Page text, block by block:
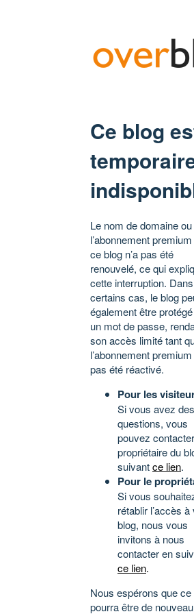
Ce blog
Le nom de domaine ou
l’abonnement
ce blog n’a pas été
renouvelé, ce qui
cette interruption. Dans
certains cas, le blog
également être
un mot de passe,
son accès limité tant
l’abonnement premium
pas été réactivé.
Pour les
Si vous avez des
questions, vous
pouvez
propriétaire du
suivantce lien.
Pour le
Si vous
rétablir l’accès à
blog, nous vous
invitons à nous
contacter en
ce lien.
Nous espérons que ce
pourra être de nouveau